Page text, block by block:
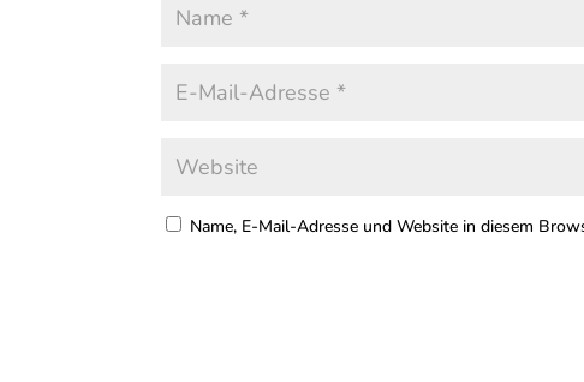
Name, E-Mail-Adresse und Website in diesem